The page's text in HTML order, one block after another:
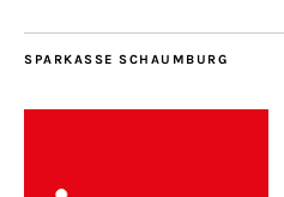
SPARKASSE SCHAUMBURG